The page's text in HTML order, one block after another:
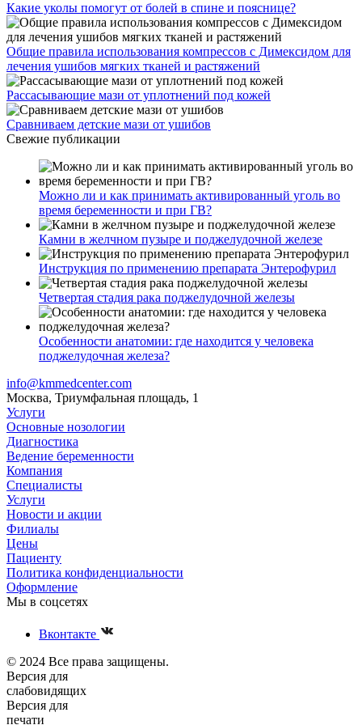
Какие уколы помогут от болей в спине и пояснице?
Общие правила использования компрессов с Димексидом для
лечения ушибов мягких тканей и растяжений
Рассасывающие мази от уплотнений под кожей
Сравниваем детские мази от ушибов
Свежие публикации
Можно ли и как принимать активированный уголь во
время беременности и при ГВ?
Камни в желчном пузыре и поджелудочной железе
Инструкция по применению препарата Энтерофурил
Четвертая стадия рака поджелудочной железы
Особенности анатомии: где находится у человека
поджелудочная железа?
info@kmmedcenter.com
Москва, Триумфальная площадь, 1
Услуги
Основные нозологии
Диагностика
Ведение беременности
Компания
Специалисты
Услуги
Новости и акции
Филиалы
Цены
Пациенту
Политика конфиденциальности
Оформление
Мы в соцсетях
Вконтакте
© 2024 Все права защищены.
Версия для
слабовидящих
Версия для
печати